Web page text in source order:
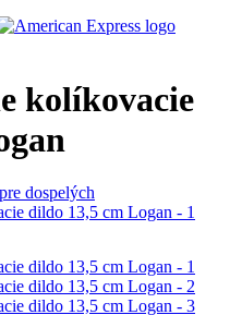
kolíkovacie
dospelých